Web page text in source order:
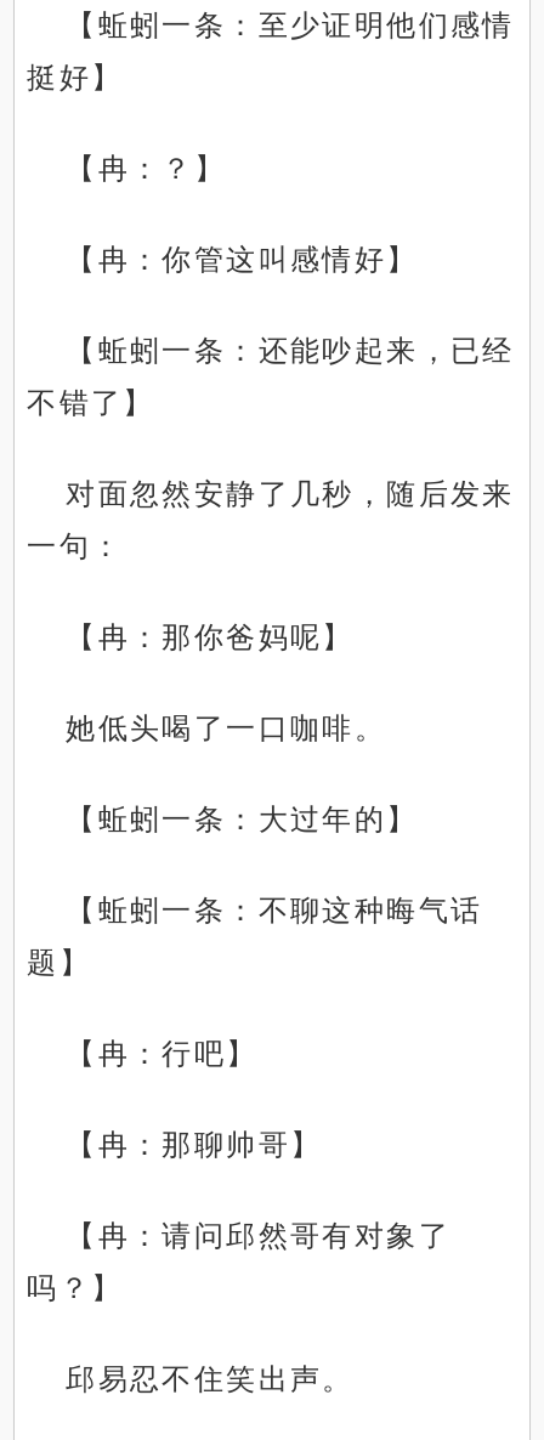
【蚯蚓一条：至少证明他们感情
挺好】
【冉：？】
【冉：你管这叫感情好】
【蚯蚓一条：还能吵起来，已经
不错了】
对面忽然安静了几秒，随后发来
一句：
【冉：那你爸妈呢】
她低头喝了一口咖啡。
【蚯蚓一条：大过年的】
【蚯蚓一条：不聊这种晦气话
题】
【冉：行吧】
【冉：那聊帅哥】
【冉：请问邱然哥有对象了
吗？】
邱易忍不住笑出声。